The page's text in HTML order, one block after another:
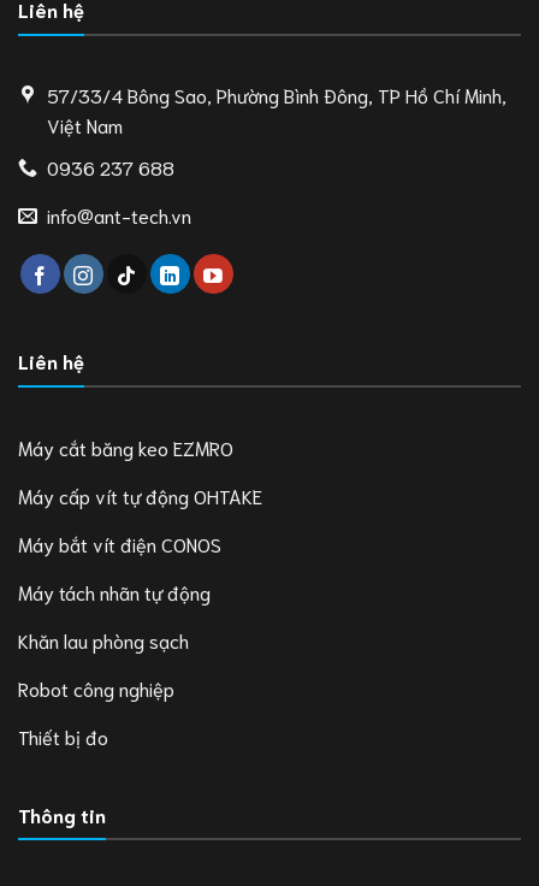
Liên hệ
57/33/4 Bông Sao, Phường Bình Đông, TP Hồ Chí Minh,
Việt Nam
0936 237 688
info@ant-tech.vn
Liên hệ
Máy cắt băng keo EZMRO
Máy cấp vít tự động OHTAKE
Máy bắt vít điện CONOS
Máy tách nhãn tự động
Khăn lau phòng sạch
Robot công nghiệp
Thiết bị đo
Thông tin